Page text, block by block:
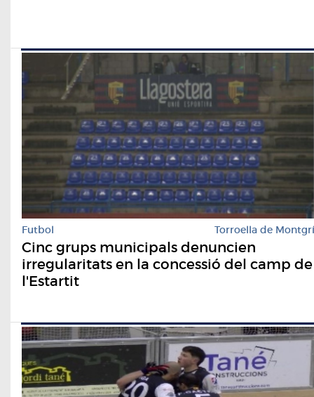
Futbol Torroella de Montgrí
Cinc grups municipals denuncien
irregularitats en la concessió del camp de
l'Estartit